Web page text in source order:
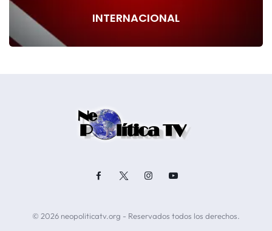
INTERNACIONAL
© 2026 neopoliticatv.org - Reservados todos los derechos.